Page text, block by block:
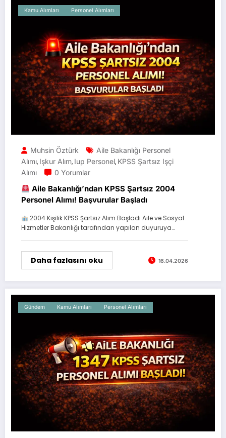
Kamu Alımları Personel Alımları
Muhsin Öztürk
Aile Bakanlığı Personel
Alımı, Işkur Alım, Iup Personel, KPSS Şartsız Işçi
Alımı
0 Yorumlar
Aile Bakanlığı’ndan KPSS Şartsız 2004
Personel Alımı! Başvurular Başladı
2004 Kişilik KPSS Şartsız Alım Başladı Aile ve Sosyal
Hizmetler Bakanlığı tarafından yapılan duyuruya…
Daha fazlasını oku 16.04.2026
Gündem Kamu Alımları Personel Alımları